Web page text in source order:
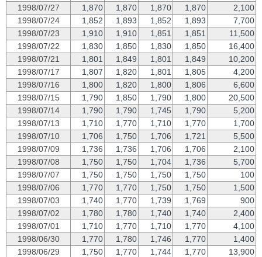
1998/07/27
1,870 1,870 1,870 1,870
2,100
1998/07/24
1,852 1,893 1,852 1,893
7,700
1998/07/23
1,910 1,910 1,851 1,851
11,500
1998/07/22
1,830 1,850 1,830 1,850
16,400
1998/07/21
1,801 1,849 1,801 1,849
10,200
1998/07/17
1,807 1,820 1,801 1,805
4,200
1998/07/16
1,800 1,820 1,800 1,806
6,600
1998/07/15
1,790 1,850 1,790 1,800
20,500
1998/07/14
1,790 1,790 1,745 1,790
5,200
1998/07/13
1,710 1,770 1,710 1,770
1,700
1998/07/10
1,706 1,750 1,706 1,721
5,500
1998/07/09
1,736 1,736 1,706 1,706
2,100
1998/07/08
1,750 1,750 1,704 1,736
5,700
1998/07/07
1,750 1,750 1,750 1,750
100
1998/07/06
1,770 1,770 1,750 1,750
1,500
1998/07/03
1,740 1,770 1,739 1,769
900
1998/07/02
1,780 1,780 1,740 1,740
2,400
1998/07/01
1,710 1,770 1,710 1,770
4,100
1998/06/30
1,770 1,780 1,746 1,770
1,400
1998/06/29
1,750 1,770 1,744 1,770
13,900